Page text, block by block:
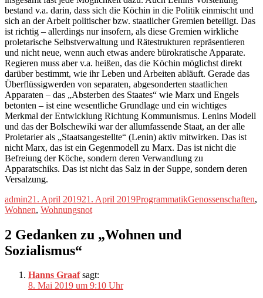
bestand v.a. darin, dass sich die Köchin in die Politik einmischt und
sich an der Arbeit politischer bzw. staatlicher Gremien beteiligt. Das
ist richtig – allerdings nur insofern, als diese Gremien wirkliche
proletarische Selbstverwaltung und Rätestrukturen repräsentieren
und nicht neue, wenn auch etwas andere bürokratische Apparate.
Regieren muss aber v.a. heißen, das die Köchin möglichst direkt
darüber bestimmt, wie ihr Leben und Arbeiten abläuft. Gerade das
Überflüssigwerden von separaten, abgesonderten staatlichen
Apparaten – das „Absterben des Staates“ wie Marx und Engels
betonten – ist eine wesentliche Grundlage und ein wichtiges
Merkmal der Entwicklung Richtung Kommunismus. Lenins Modell
und das der Bolschewiki war der allumfassende Staat, an der alle
Proletarier als „Staatsangestellte“ (Lenin) aktiv mitwirken. Das ist
nicht Marx, das ist ein Gegenmodell zu Marx. Das ist nicht die
Befreiung der Köche, sondern deren Verwandlung zu
Apparatschiks. Das ist nicht das Salz in der Suppe, sondern deren
Versalzung.
Autor
adminVeröffentlicht
am
21. April 201921. April 2019Kategorien
ProgrammatikSchlagwörter
Genossenschaften,
Wohnen, Wohnungsnot
2 Gedanken zu „Wohnen und
Sozialismus“
Hanns Graaf sagt:
8. Mai 2019 um 9:10 Uhr